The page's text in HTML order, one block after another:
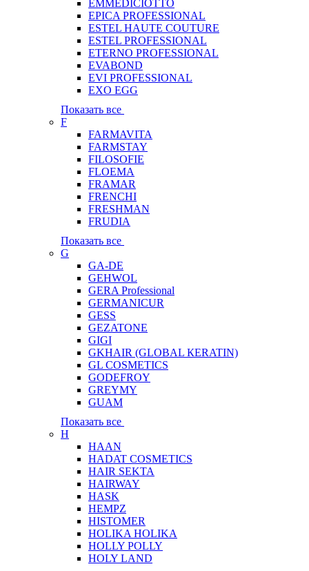
EMMEDICIOTTO
EPICA PROFESSIONAL
ESTEL HAUTE COUTURE
ESTEL PROFESSIONAL
ETERNO PROFESSIONAL
EVABOND
EVI PROFESSIONAL
EXO EGG
Показать все
F
FARMAVITA
FARMSTAY
FILOSOFIE
FLOEMA
FRAMAR
FRENCHI
FRESHMAN
FRUDIA
Показать все
G
GA-DE
GEHWOL
GERA Professional
GERMANICUR
GESS
GEZATONE
GIGI
GKHAIR (GLOBAL КЕRATIN)
GL COSMETICS
GODEFROY
GREYMY
GUAM
Показать все
H
HAAN
HADAT COSMETICS
HAIR SEKTA
HAIRWAY
HASK
HEMPZ
HISTOMER
HOLIKA HOLIKA
HOLLY POLLY
HOLY LAND